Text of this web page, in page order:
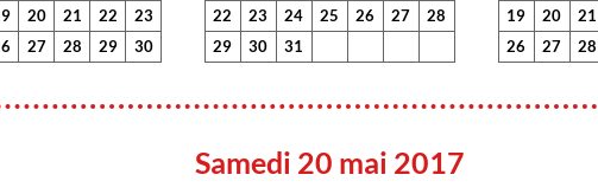
20 21 22
23
27 28 29 30
22
23 24 25 26 27
28
29
30 31
19
20 21
26
27 28
Samedi 20 mai 2017